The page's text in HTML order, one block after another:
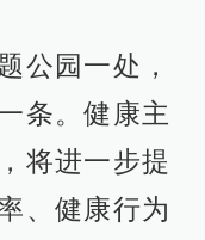
公园一处，
条。健康主
将进一步提
、健康行为